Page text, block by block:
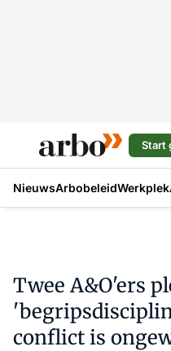
Start
NieuwsArbobeleidWerkplek
Twee A&O'ers
conflict is